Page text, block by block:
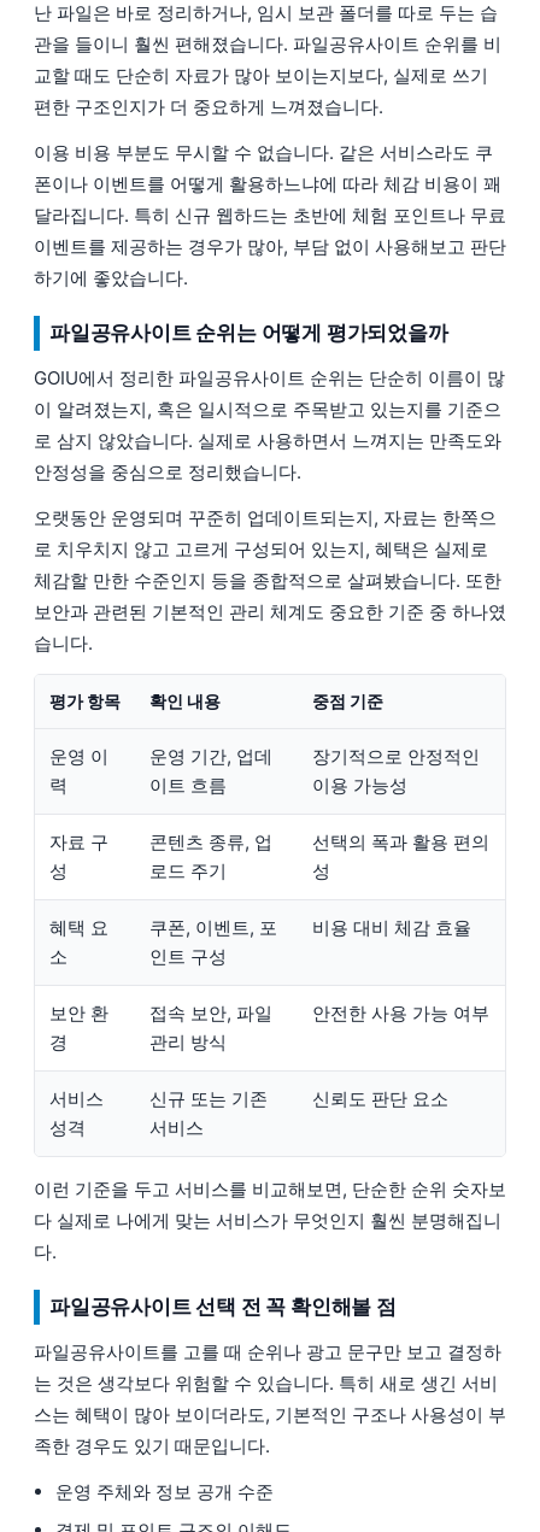
난 파일은 바로 정리하거나, 임시 보관 폴더를 따로 두는 습
관을 들이니 훨씬 편해졌습니다. 파일공유사이트 순위를 비
교할 때도 단순히 자료가 많아 보이는지보다, 실제로 쓰기
편한 구조인지가 더 중요하게 느껴졌습니다.
이용 비용 부분도 무시할 수 없습니다. 같은 서비스라도 쿠
폰이나 이벤트를 어떻게 활용하느냐에 따라 체감 비용이 꽤
달라집니다. 특히 신규 웹하드는 초반에 체험 포인트나 무료
이벤트를 제공하는 경우가 많아, 부담 없이 사용해보고 판단
하기에 좋았습니다.
파일공유사이트 순위는 어떻게 평가되었을까
GOIU에서 정리한 파일공유사이트 순위는 단순히 이름이 많
이 알려졌는지, 혹은 일시적으로 주목받고 있는지를 기준으
로 삼지 않았습니다. 실제로 사용하면서 느껴지는 만족도와
안정성을 중심으로 정리했습니다.
오랫동안 운영되며 꾸준히 업데이트되는지, 자료는 한쪽으
로 치우치지 않고 고르게 구성되어 있는지, 혜택은 실제로
체감할 만한 수준인지 등을 종합적으로 살펴봤습니다. 또한
보안과 관련된 기본적인 관리 체계도 중요한 기준 중 하나였
습니다.
평가 항목 확인 내용 중점 기준
운영 이
력
운영 기간, 업데
이트 흐름
장기적으로 안정적인
이용 가능성
자료 구
성
콘텐츠 종류, 업
로드 주기
선택의 폭과 활용 편의
성
혜택 요
소
쿠폰, 이벤트, 포
인트 구성
비용 대비 체감 효율
보안 환
경
접속 보안, 파일
관리 방식
안전한 사용 가능 여부
서비스
성격
신규 또는 기존
서비스
신뢰도 판단 요소
이런 기준을 두고 서비스를 비교해보면, 단순한 순위 숫자보
다 실제로 나에게 맞는 서비스가 무엇인지 훨씬 분명해집니
다.
파일공유사이트 선택 전 꼭 확인해볼 점
파일공유사이트를 고를 때 순위나 광고 문구만 보고 결정하
는 것은 생각보다 위험할 수 있습니다. 특히 새로 생긴 서비
스는 혜택이 많아 보이더라도, 기본적인 구조나 사용성이 부
족한 경우도 있기 때문입니다.
운영 주체와 정보 공개 수준